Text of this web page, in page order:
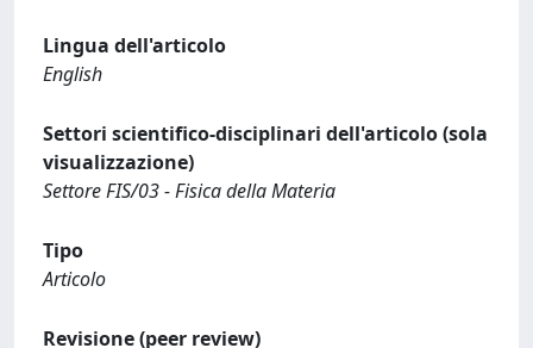
Lingua dell'articolo
English
Settori scientifico-disciplinari dell'articolo (sola
visualizzazione)
Settore FIS/03 - Fisica della Materia
Tipo
Articolo
Revisione (peer review)